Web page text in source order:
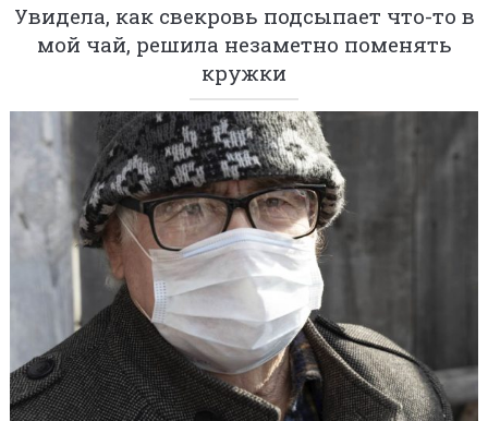
Увидела, как свекровь подсыпает что-то в
мой чай, решила незаметно поменять
кружки